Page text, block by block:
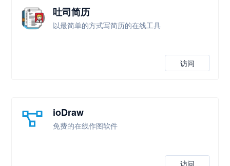
吐司简历
以最简单的方式写简历的在线工具
访问
ioDraw
免费的在线作图软件
访问